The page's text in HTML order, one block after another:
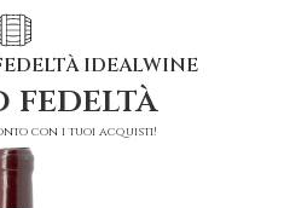
IDEALWINE
fedeltà
con i tuoi acquisti!